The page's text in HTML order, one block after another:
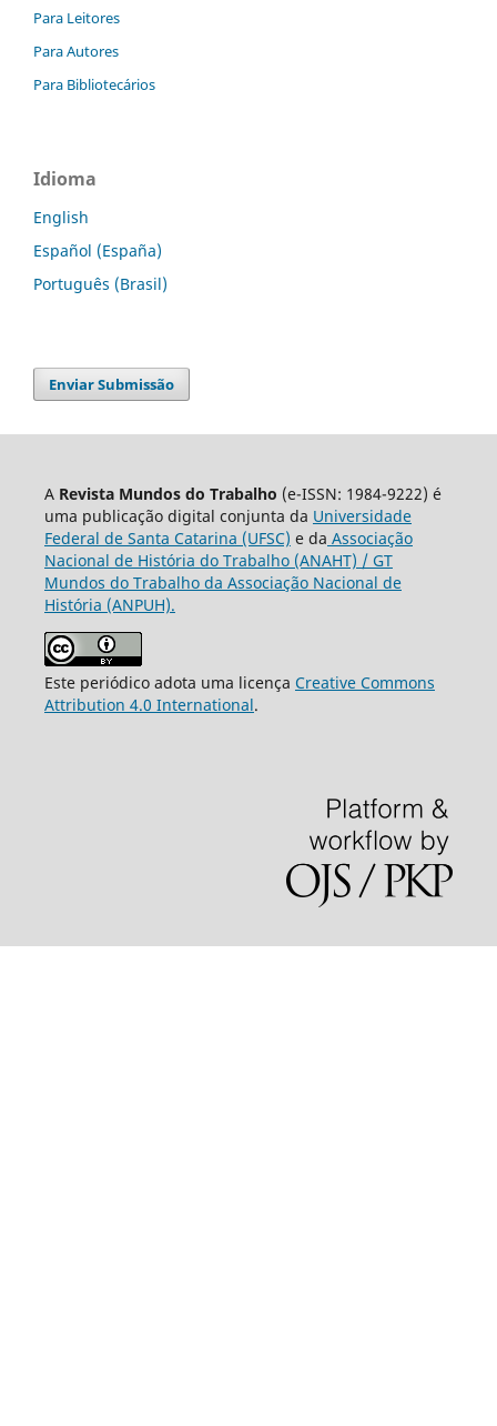
Para Leitores
Para Autores
Para Bibliotecários
Idioma
English
Español (España)
Português (Brasil)
Enviar Submissão
A Revista Mundos do Trabalho (e-ISSN: 1984-9222) é
uma publicação digital conjunta da Universidade
Federal de Santa Catarina (UFSC) e da Associação
Nacional de História do Trabalho (ANAHT) / GT
Mundos do Trabalho da Associação Nacional de
História (ANPUH).
Este periódico adota uma licença Creative Commons
Attribution 4.0 International.